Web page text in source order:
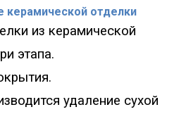
керамической отделки
из керамической
этапа.
удаление сухой